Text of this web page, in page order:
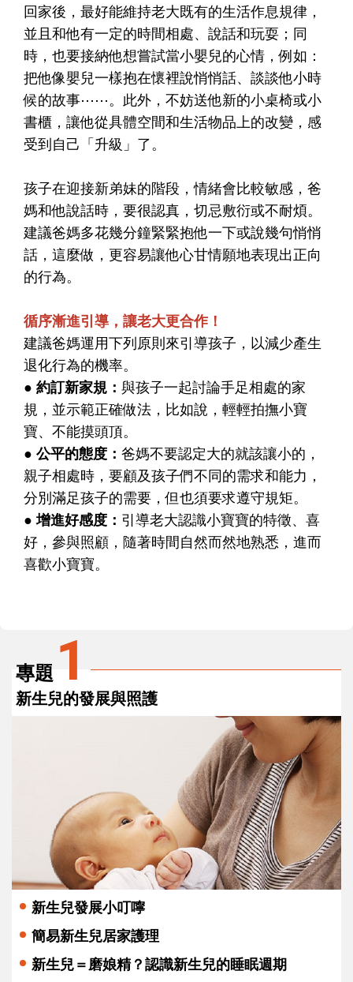
回家後，最好能維持老大既有的生活作息規律，
並且和他有一定的時間相處、說話和玩耍；同
時，也要接納他想嘗試當小嬰兒的心情，例如：
把他像嬰兒一樣抱在懷裡說悄悄話、談談他小時
候的故事⋯⋯。此外，不妨送他新的小桌椅或小
書櫃，讓他從具體空間和生活物品上的改變，感
受到自己「升級」了。
孩子在迎接新弟妹的階段，情緒會比較敏感，爸
媽和他說話時，要很認真，切忌敷衍或不耐煩。
建議爸媽多花幾分鐘緊緊抱他一下或說幾句悄悄
話，這麼做，更容易讓他心甘情願地表現出正向
的行為。
循序漸進引導，讓老大更合作！
建議爸媽運用下列原則來引導孩子，以減少產生
退化行為的機率。
● 約訂新家規： 與孩子一起討論手足相處的家
規，並示範正確做法，比如說，輕輕拍撫小寶
寶、不能摸頭頂。
● 公平的態度： 爸媽不要認定大的就該讓小的，
親子相處時，要顧及孩子們不同的需求和能力，
分別滿足孩子的需要，但也須要求遵守規矩。
● 增進好感度： 引導老大認識小寶寶的特徵、喜
好，參與照顧，隨著時間自然而然地熟悉，進而
喜歡小寶寶。
專題 1
新生兒的發展與照護
新生兒發展小叮嚀
簡易新生兒居家護理
新生兒＝磨娘精？認識新生兒的睡眠週期